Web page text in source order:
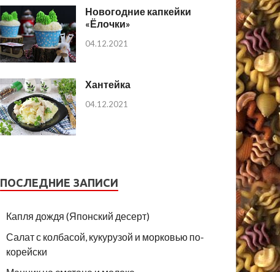
Новогодние капкейки
«Ёлочки»
04.12.2021
Хантейка
04.12.2021
ПОСЛЕДНИЕ ЗАПИСИ
Капля дождя (Японский десерт)
Салат с колбасой, кукурузой и морковью по-
корейски